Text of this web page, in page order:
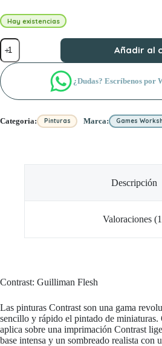
Hay existencias
Contrast:
Guilliman
Flesh
cantidad
Añadir al
¿Dudas? Escríbenos por
Categoria: Pinturas Marca: Games
Descripción
Valoraciones
Contrast: Guilliman Flesh
Las pinturas Contrast son una gama
sencillo y rápido el pintado de miniaturas.
aplica sobre una imprimación Contrast
base intensa y un sombreado realista con